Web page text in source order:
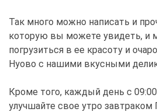
Так много можно написать и
которую вы можете увидеть, и
погрузиться в ее красоту и
Нуово с нашими вкусными
Кроме того, каждый день с
улучшайте свое утро